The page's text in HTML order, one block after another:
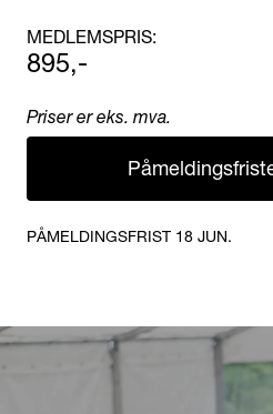
MEDLEMSPRIS:
895,-
Priser er eks. mva.
PÅMELDINGSFRIST 18 JUN.